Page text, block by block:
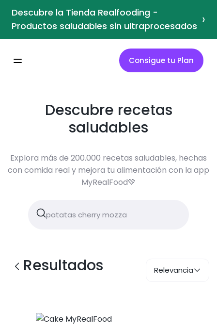
Descubre la Tienda Realfooding -
Productos saludables sin ultraprocesados ›
Consigue tu Plan
Descubre recetas
saludables
Explora más de 200.000 recetas saludables, hechas
con comida real y mejora tu alimentación con la app
MyRealFood💚
Resultados Relevancia